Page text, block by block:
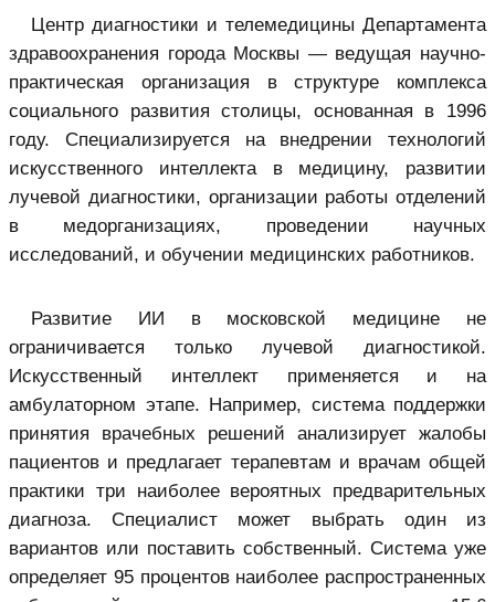
Центр диагностики и телемедицины Департамента
здравоохранения города Москвы — ведущая научно-
практическая организация в структуре комплекса
социального развития столицы, основанная в 1996
году. Специализируется на внедрении технологий
искусственного интеллекта в медицину, развитии
лучевой диагностики, организации работы отделений
в медорганизациях, проведении научных
исследований, и обучении медицинских работников.
Развитие ИИ в московской медицине не
ограничивается только лучевой диагностикой.
Искусственный интеллект применяется и на
амбулаторном этапе. Например, система поддержки
принятия врачебных решений анализирует жалобы
пациентов и предлагает терапевтам и врачам общей
практики три наиболее вероятных предварительных
диагноза. Специалист может выбрать один из
вариантов или поставить собственный. Система уже
определяет 95 процентов наиболее распространенных